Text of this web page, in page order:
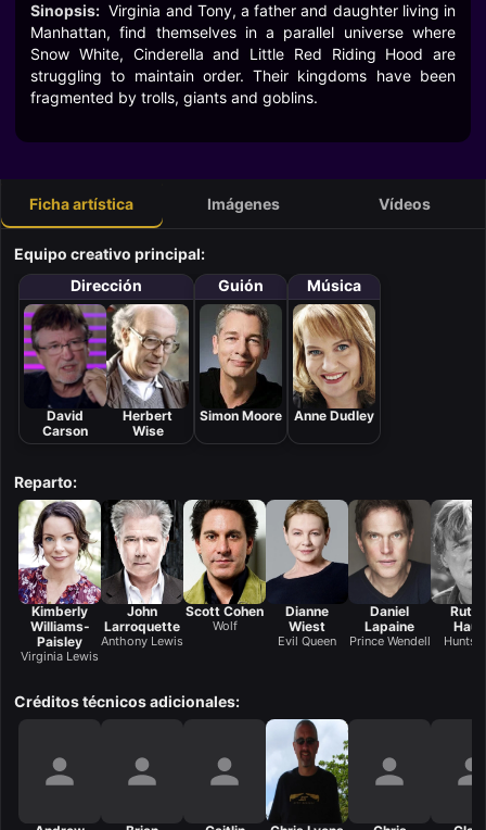
Sinopsis: Virginia and Tony, a father and daughter living in
Manhattan, find themselves in a parallel universe where
Snow White, Cinderella and Little Red Riding Hood are
struggling to maintain order. Their kingdoms have been
fragmented by trolls, giants and goblins.
Ficha artística Imágenes Vídeos
Equipo creativo principal:
Dirección
David
Carson
Herbert
Wise
Guión
Simon Moore
Música
Anne Dudley
Reparto:
Kimberly
Williams-
Paisley
Virginia Lewis
John
Larroquette
Anthony Lewis
Scott Cohen
Wolf
Dianne
Wiest
Evil Queen
Daniel
Lapaine
Prince Wendell
Créditos técnicos adicionales: